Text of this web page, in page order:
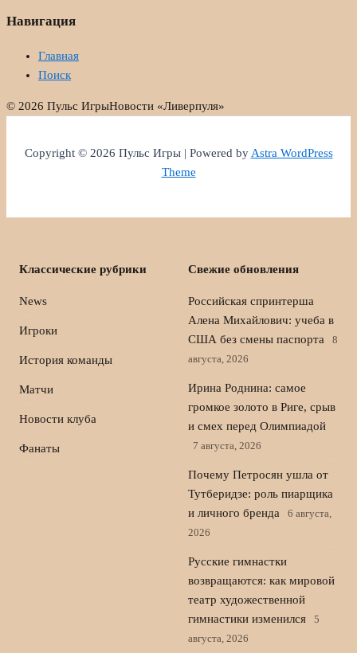
Навигация
Главная
Поиск
© 2026 Пульс ИгрыНовости «Ливерпуля»
Copyright © 2026 Пульс Игры | Powered byAstra WordPress
Theme
Классические рубрики
News
Игроки
История команды
Матчи
Новости клуба
Фанаты
Свежие обновления
Российская спринтерша
Алена Михайлович: учеба в
США без смены паспорта
8
августа, 2026
Ирина Роднина: самое
громкое золото в Риге, срыв
и смех перед Олимпиадой
7 августа, 2026
Почему Петросян ушла от
Тутберидзе: роль пиарщика
и личного бренда
6 августа,
2026
Русские гимнастки
возвращаются: как мировой
театр художественной
гимнастики изменился
5
августа, 2026